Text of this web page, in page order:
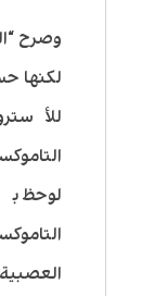
وصرح
لكنها
لوحظ